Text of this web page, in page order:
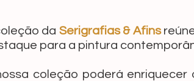
da Serigrafias & Afins
para a pintura
coleção poderá